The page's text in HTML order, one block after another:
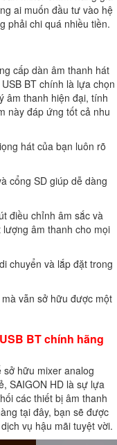
ai muốn đầu tư vào hệ
phải chi quá nhiều tiền.
cấp dàn âm thanh hát
BT chính là lựa chọn
âm thanh hiện đại, tính
này đáp ứng tốt cả nhu
hát của bạn luôn rõ
cổng SD giúp dễ dàng
điều chỉnh âm sắc và
âm thanh cho mọi
chuyển và lắp đặt trong
vẫn sở hữu được một
BT chính hãng
hữu mixer analog
SAIGON HD là sự lựa
các thiết bị âm thanh
tại đây, bạn sẽ được
vụ hậu mãi tuyệt vời.